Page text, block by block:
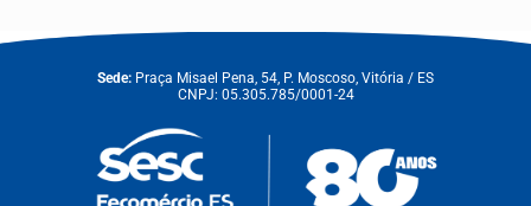
Sede: Praça Misael Pena, 54, P. Moscoso, Vitória / ES
CNPJ: 05.305.785/0001-24